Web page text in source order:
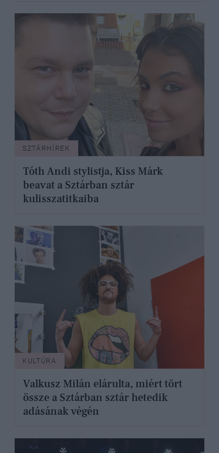
SZTÁRHÍREK
Tóth Andi stylistja, Kiss Márk
beavat a Sztárban sztár
kulisszatitkaiba
KULTÚRA
Valkusz Milán elárulta, miért tört
össze a Sztárban sztár hetedik
adásának végén